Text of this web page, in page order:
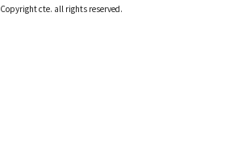
Copyright cte. all rights reserved.